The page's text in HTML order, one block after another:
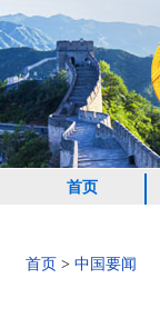
首页
首页 > 中国要闻